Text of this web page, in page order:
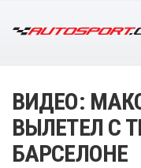
ВИДЕО:
ВЫЛЕТЕЛ С
БАРСЕЛОНЕ